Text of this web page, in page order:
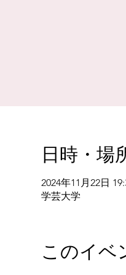
日時・場
2024年11月22日
学芸大学
このイベ